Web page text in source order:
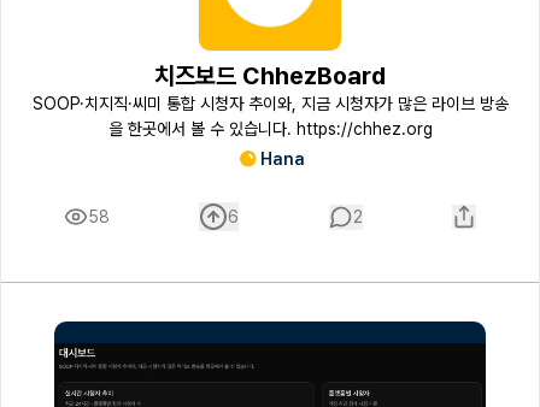
치즈보드 ChhezBoard
SOOP·치지직·씨미 통합 시청자 추이와, 지금 시청자가 많은 라이브 방송
을 한곳에서 볼 수 있습니다. https://chhez.org
Hana
58 6 2